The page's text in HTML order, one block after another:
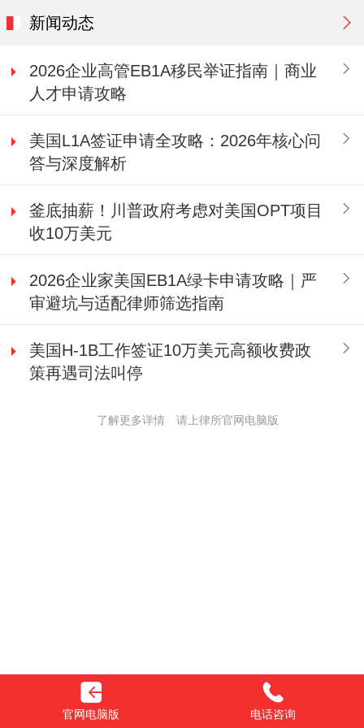
新闻动态
2026企业高管EB1A移民举证指南｜商业
人才申请攻略
美国L1A签证申请全攻略：2026年核心问
答与深度解析
釜底抽薪！川普政府考虑对美国OPT项目
收10万美元
2026企业家美国EB1A绿卡申请攻略｜严
审避坑与适配律师筛选指南
美国H-1B工作签证10万美元高额收费政
策再遇司法叫停
了解更多详情 请上律所官网电脑版
官网电脑版 电话咨询